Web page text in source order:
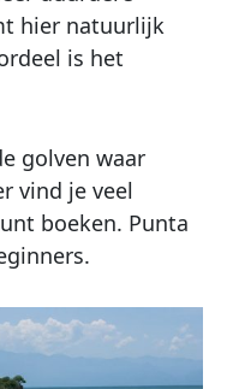
hier natuurlijk
is het
golven waar
vind je veel
boeken. Punta